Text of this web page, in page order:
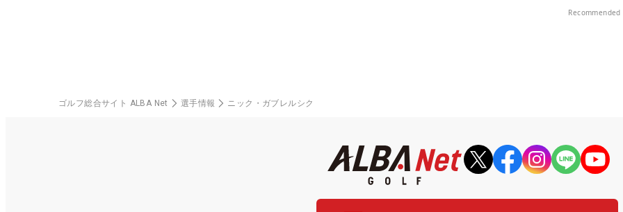
Recommended
ゴルフ総合サイト ALBA Net 選手情報 ニック・ガブレルシク